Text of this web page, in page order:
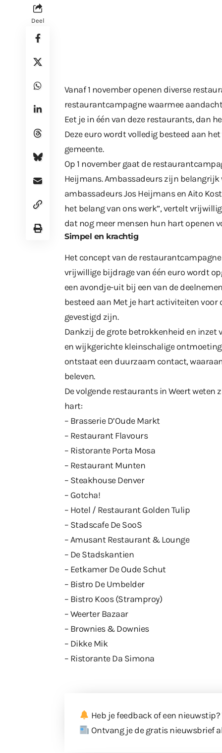
Deel
Vanaf 1 november openen diverse
restaurantcampagne waarmee
Eet je in één van deze restaurants, dan
Deze euro wordt volledig besteed aan
gemeente.
Op 1 november gaat de
Heijmans. Ambassadeurs zijn
ambassadeurs Jos Heijmans en Aito
het belang van ons werk”, vertelt
dat nog meer mensen hun hart openen
Simpel en krachtig
Het concept van de
vrijwillige bijdrage van één euro wordt
een avondje-uit bij een van de
besteed aan Met je hart activiteiten
gevestigd zijn.
Dankzij de grote betrokkenheid en inzet
en wijkgerichte kleinschalige
ontstaat een duurzaam contact,
beleven.
De volgende restaurants in Weert
hart:
– Brasserie D’Oude Markt
– Restaurant Flavours
– Ristorante Porta Mosa
– Restaurant Munten
– Steakhouse Denver
– Gotcha!
– Hotel / Restaurant Golden Tulip
– Stadscafe De SooS
– Amusant Restaurant & Lounge
– De Stadskantien
– Eetkamer De Oude Schut
– Bistro De Umbelder
– Bistro Koos (Stramproy)
– Weerter Bazaar
– Brownies & Downies
– Dikke Mik
– Ristorante Da Simona
Heb je feedback of een nieuwstip?
Ontvang je de gratis nieuwsbrief